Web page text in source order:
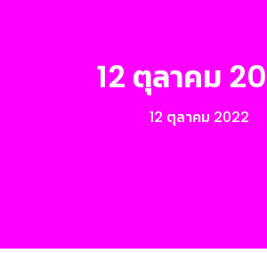
12 ตุลาคม
12 ตุลาคม 2022